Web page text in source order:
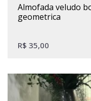
almofada veludo bordada
geometrica
R$ 35,00